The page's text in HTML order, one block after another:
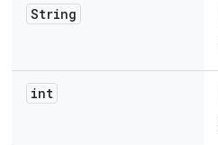
String
int